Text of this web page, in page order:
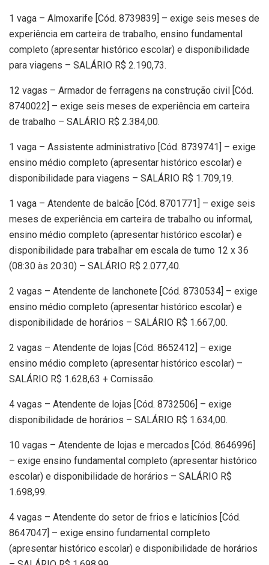
1 vaga – Almoxarife [Cód. 8739839] – exige seis meses de
experiência em carteira de trabalho, ensino fundamental
completo (apresentar histórico escolar) e disponibilidade
para viagens – SALÁRIO R$ 2.190,73.
12 vagas – Armador de ferragens na construção civil [Cód.
8740022] – exige seis meses de experiência em carteira
de trabalho – SALÁRIO R$ 2.384,00.
1 vaga – Assistente administrativo [Cód. 8739741] – exige
ensino médio completo (apresentar histórico escolar) e
disponibilidade para viagens – SALÁRIO R$ 1.709,19.
1 vaga – Atendente de balcão [Cód. 8701771] – exige seis
meses de experiência em carteira de trabalho ou informal,
ensino médio completo (apresentar histórico escolar) e
disponibilidade para trabalhar em escala de turno 12 x 36
(08:30 às 20:30) – SALÁRIO R$ 2.077,40.
2 vagas – Atendente de lanchonete [Cód. 8730534] – exige
ensino médio completo (apresentar histórico escolar) e
disponibilidade de horários – SALÁRIO R$ 1.667,00.
2 vagas – Atendente de lojas [Cód. 8652412] – exige
ensino médio completo (apresentar histórico escolar) –
SALÁRIO R$ 1.628,63 + Comissão.
4 vagas – Atendente de lojas [Cód. 8732506] – exige
disponibilidade de horários – SALÁRIO R$ 1.634,00.
10 vagas – Atendente de lojas e mercados [Cód. 8646996]
– exige ensino fundamental completo (apresentar histórico
escolar) e disponibilidade de horários – SALÁRIO R$
1.698,99.
4 vagas – Atendente do setor de frios e laticínios [Cód.
8647047] – exige ensino fundamental completo
(apresentar histórico escolar) e disponibilidade de horários